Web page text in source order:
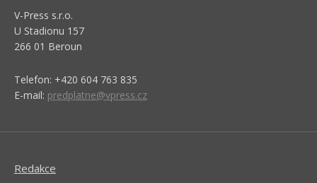
V-Press s.r.o.
U Stadionu 157
266 01 Beroun
Telefon: +420 604 763 835
E-mail: predplatne@vpress.cz
Redakce